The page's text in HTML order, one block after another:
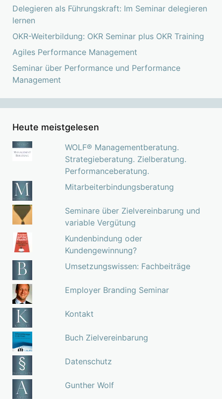
Delegieren als Führungskraft: Im Seminar delegieren
lernen
OKR-Weiterbildung: OKR Seminar plus OKR Training
Agiles Performance Management
Seminar über Performance und Performance
Management
Heute meistgelesen
WOLF® Managementberatung.
Strategieberatung. Zielberatung.
Performanceberatung.
Mitarbeiterbindungsberatung
Seminare über Zielvereinbarung und
variable Vergütung
Kundenbindung oder
Kundengewinnung?
Umsetzungswissen: Fachbeiträge
Employer Branding Seminar
Kontakt
Buch Zielvereinbarung
Datenschutz
Gunther Wolf